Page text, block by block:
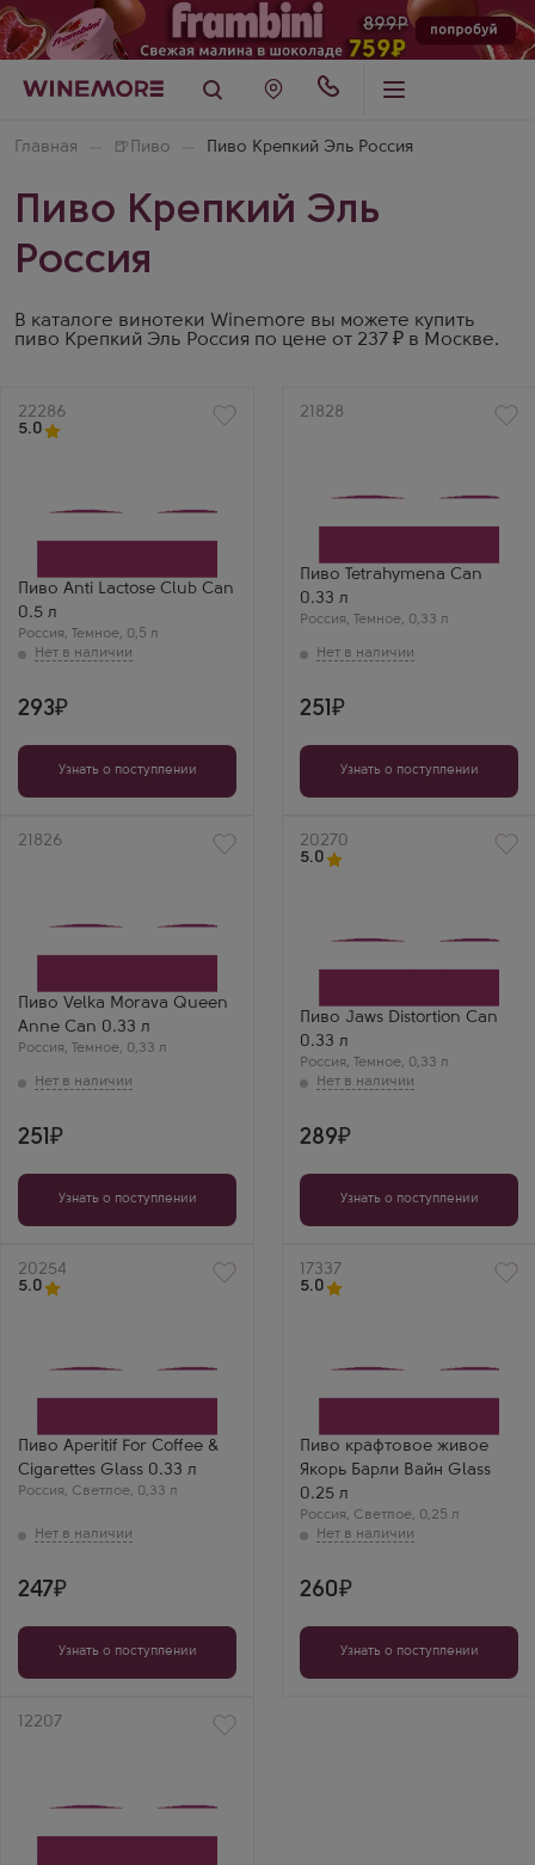
Главная 🍺 Пиво Пиво Крепкий Эль Россия
Пиво Крепкий Эль
Россия
В каталоге винотеки Winemore вы можете купить
пиво Крепкий Эль Россия по цене от 237 ₽ в Москве.
Артикул
22286
5.0
Пиво Anti Lactose Club Can
0.5 л
Россия, Темное, 0,5 л
293
Узнать о поступлении
Артикул
21828
Пиво Tetrahymena Can
0.33 л
Россия, Темное, 0,33 л
251
Узнать о поступлении
Артикул
21826
Пиво Velka Morava Queen
Anne Can 0.33 л
Россия, Темное, 0,33 л
251
Узнать о поступлении
Артикул
20270
5.0
Пиво Jaws Distortion Can
0.33 л
Россия, Темное, 0,33 л
289
Узнать о поступлении
Артикул
20254
5.0
Пиво Aperitif For Coffee &
Cigarettes Glass 0.33 л
Россия, Светлое, 0,33 л
247
Узнать о поступлении
Артикул
17337
5.0
Пиво крафтовое живое
Якорь Барли Вайн Glass
0.25 л
Россия, Светлое, 0,25 л
260
Узнать о поступлении
Артикул
12207